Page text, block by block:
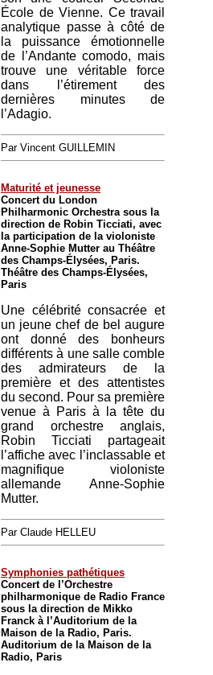
École de Vienne. Ce travail
analytique passe à côté de
la puissance émotionnelle
de l’Andante comodo, mais
trouve une véritable force
dans l’étirement des
dernières minutes de
l’Adagio.
Par Vincent GUILLEMIN
Maturité et jeunesse
Concert du London
Philharmonic Orchestra sous la
direction de Robin Ticciati, avec
la participation de la violoniste
Anne-Sophie Mutter au Théâtre
des Champs-Élysées, Paris.
Théâtre des Champs-Élysées,
Paris
Une célébrité consacrée et
un jeune chef de bel augure
ont donné des bonheurs
différents à une salle comble
des admirateurs de la
première et des attentistes
du second. Pour sa première
venue à Paris à la tête du
grand orchestre anglais,
Robin Ticciati partageait
l’affiche avec l’inclassable et
magnifique violoniste
allemande Anne-Sophie
Mutter.
Par Claude HELLEU
Symphonies pathétiques
Concert de l’Orchestre
philharmonique de Radio France
sous la direction de Mikko
Franck à l’Auditorium de la
Maison de la Radio, Paris.
Auditorium de la Maison de la
Radio, Paris